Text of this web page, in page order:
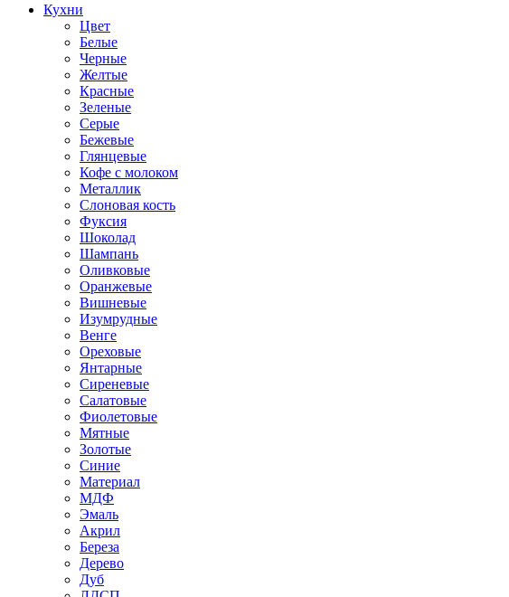
Кухни
Цвет
Белые
Черные
Желтые
Красные
Зеленые
Серые
Бежевые
Глянцевые
Кофе с молоком
Металлик
Слоновая кость
Фуксия
Шоколад
Шампань
Оливковые
Оранжевые
Вишневые
Изумрудные
Венге
Ореховые
Янтарные
Сиреневые
Салатовые
Фиолетовые
Мятные
Золотые
Синие
Материал
МДФ
Эмаль
Акрил
Береза
Дерево
Дуб